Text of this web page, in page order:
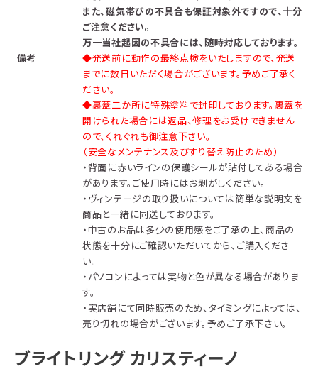
また、磁気帯びの不具合も保証対象外ですので、十分
ご注意ください。
万一当社起因の不具合には、随時対応しております。
備考
◆発送前に動作の最終点検をいたしますので、発送
までに数日いただく場合がございます。予めご了承く
ださい。
◆裏蓋二か所に特殊塗料で封印しております。裏蓋を
開けられた場合には返品、修理をお受けできません
ので、くれぐれも御注意下さい。
（安全なメンテナンス及びすり替え防止のため）
・背面に赤いラインの保護シールが貼付してある場合
があります。ご使用時にはお剥がしください。
・ヴィンテージの取り扱いについては簡単な説明文を
商品と一緒に同送しております。
・中古のお品は多少の使用感をご了承の上、商品の
状態を十分にご確認いただいてから、ご購入くださ
い。
・パソコンによっては実物と色が異なる場合がありま
す。
・実店舗にて同時販売のため、タイミングによっては、
売り切れの場合がございます。予めご了承下さい。
ブライトリング カリスティーノ